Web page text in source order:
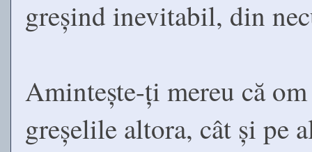
greșind inevitabil, din
Amintește-ți mereu că
greșelile altora, cât și pe